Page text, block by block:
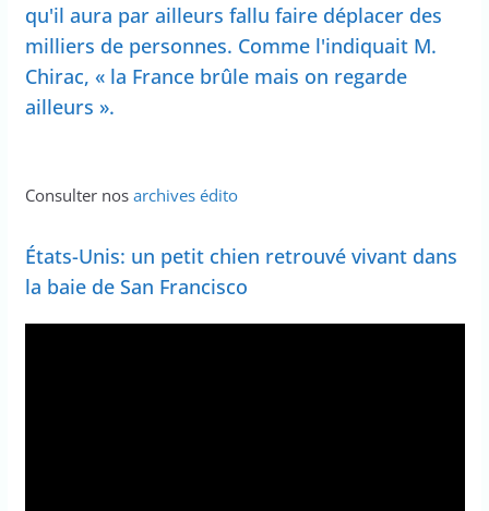
qu'il aura par ailleurs fallu faire déplacer des
milliers de personnes. Comme l'indiquait M.
Chirac, « la France brûle mais on regarde
ailleurs ».
Consulter nos archives édito
États-Unis: un petit chien retrouvé vivant dans
la baie de San Francisco